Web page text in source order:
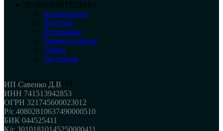
ДОПОЛНИТЕЛЬНО
Колокольчик
Круглые
Купольные
Прямоугольные
Сфера
Надувные
РЕКВИЗИТЫ
ИП Савенко Д.В
ИНН 741513942853
ОГРН 321745600023012
Р/с 40802810637490000510
БИК 044525411